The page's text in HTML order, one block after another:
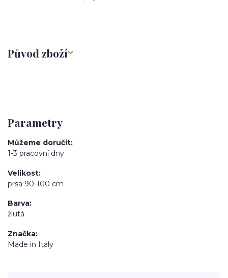
Původ zboží
Parametry
Můžeme doručit
1-3 pracovní dny
Velikost
prsa 90-100 cm
Barva
žlutá
Značka
Made in Italy